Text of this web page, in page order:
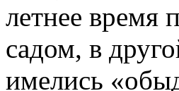
летнее время
садом, в
имелись